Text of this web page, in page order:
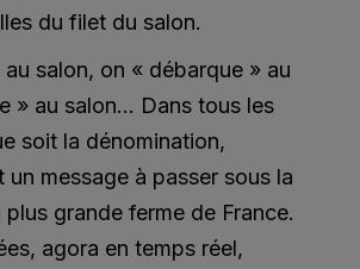
du filet du salon.
salon, on « débarque » au
» au salon… Dans tous les
soit la dénomination,
un message à passer sous la
grande ferme de France.
agora en temps réel,